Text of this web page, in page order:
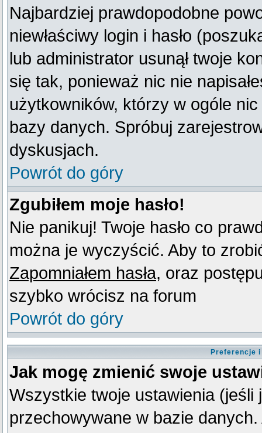
Najbardziej prawdopodobne
niewłaściwy login i hasło
lub administrator usunął twoje
się tak, ponieważ nic nie
użytkowników, którzy w ogóle
bazy danych. Spróbuj
dyskusjach.
Powrót do góry
Zgubiłem moje hasło!
Nie panikuj! Twoje hasło co
można je wyczyścić. Aby to
Zapomniałem hasła, oraz
szybko wrócisz na forum
Powrót do góry
Preferencje
Jak mogę zmienić swoje
Wszystkie twoje ustawienia
przechowywane w bazie